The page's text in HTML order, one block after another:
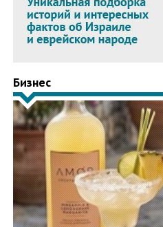
Бизнес